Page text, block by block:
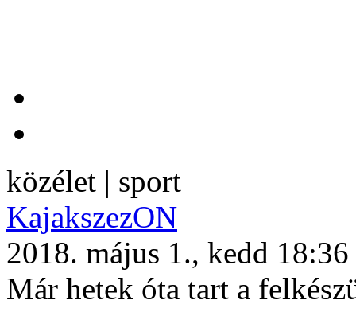
közélet | sport
KajakszezON
2018. május 1., kedd 18:36
Már hetek óta tart a